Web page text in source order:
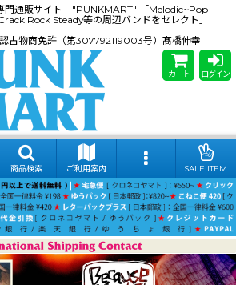
門通販サイト "PUNKMART" 「Melodic~Pop
Rock Steady等の周辺バンドをセレクト」
古物商免許（第307792119003号）髙橋伸幸
カート ログイン
商品検索 ご利用案内 SALE ITEM